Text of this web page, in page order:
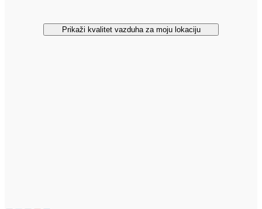
Prikaži kvalitet vazduha za moju lokaciju